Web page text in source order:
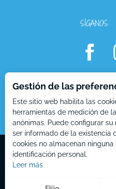
SÍGANOS
Mentions Légales – ES
Gestión de las
Este sitio web habilita las
herramientas de medición de
anónimas. Puede configurar
ser informado de la existencia
cookies no almacenan
identificación personal.
Leer más